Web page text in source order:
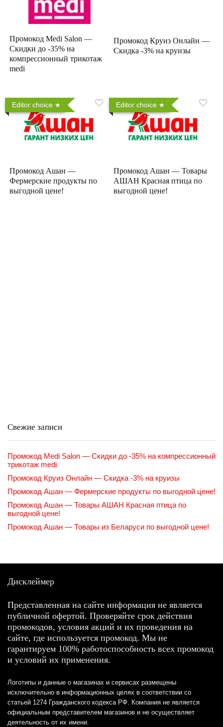
Промокод Medi Salon —
Скидки до -35% на
компрессионный трикотаж
medi
Промокод Круиз Онлайн —
Скидка -3% на круизы
Editor choice
Промокод Ашан —
Фермерские продукты по
выгодной цене!
Editor choice
Промокод Ашан — Товары
АШАН Красная птица по
выгодной цене!
Свежие записи
Промокод Medi Salon — Скидки до -35% на компрессионный
трикотаж medi
Промокод Круиз Онлайн — Скидка -3% на круизы
Промокод Ашан — Фермерские продукты по выгодной цене!
Промокод Ашан — Товары АШАН Красная птица по
выгодной цене!
Промокод Ашан — Товары из Беларуси по выгодной цене!
Дисклеймер
Представленная на сайте информация не является
публичной офертой. Проверяйте срок действия
промокодов, условия акций и их проведения на
сайте, где используется промокод. Мы не
гарантируем 100% работоспособность всех промокод
и условий их применения.
Логотипы и данные о магазинах и сервисах размещены
исключительно в информационных целях в соответствии со
статьей 1274 Гражданского кодекса РФ. Компания не является
официальным представителем магазинов и не осуществляет
деятельность от их имени.